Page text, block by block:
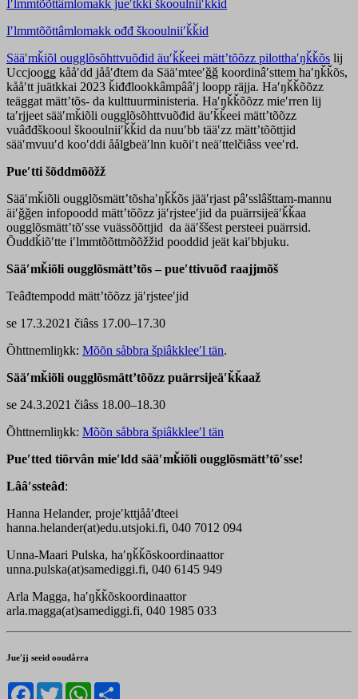
Iʹlmmtõõttâmlomakk jueʹtǩǩi škooulniiʹǩǩid
Iʹlmmtõõttâmlomakk ođđ škooulniiʹǩǩid
Sääʹmǩiõl ougglõsõhttvuõđid äuʹǩǩeei mättʼtõõzz pilotthaʹŋǩǩõs lij
Uccjooǥǥ kååʹdd jååʹđtem da Sääʹmteeʹǧǧ koordinâʹsttem haʹŋǩǩõs,
kååʹtt juätkkai 2023 ǩiđđlookkâmpââʹj loopp räjja. Haʹŋǩǩõõzz
teäggat mättʼtõs- da kulttuurministeria. Haʹŋǩǩõõzz mieʹrren lij
taʹrjjeet sääʹmǩiõli ougglõsõhttvuõđid äuʹǩǩeei mättʼtõõzz
vuâđđškooul škooulniiʹǩǩid da nuuʹbb tääʹzz mättʼtõõttjid
sääʹmvuuʹd kooʹddi åålǥbeäʹlnn kuõiʹt neäʹttelčiâss veeʹrd.
Pueʹtti šõddmõõžž
Sääʹmǩiõli ougglõsmättʼtõshaʹŋǩǩõs jääʹrjast pâʹsslâšttam-mannu
äiʹǧǧen infopoodd mättʼtõõzz jäʹrjsteeʹjid da puärrsijeäʹǩǩaa
ougglõsmättʼtõʹsse vuässõõttjid da ääʹššest persteei puärrsid.
Õuddǩiõʹtte iʹlmmtõõttmõõžžid pooddid jeät kaiʹbbjuku.
Sääʹmǩiõli ougglõsmättʼtõs – pueʹttivuõđ raajjmõš
Teâđtempodd mättʼtõõzz jäʹrjsteeʹjid
se 17.3.2021 čiâss 17.00–17.30
Õhttnemliŋkk: Mõõn såbbra špiâkkleeʹl tän.
Sääʹmǩiõli ougglõsmättʼtõõzz puärrsijeäʹǩǩaaž
se 24.3.2021 čiâss 18.00–18.30
Õhttnemliŋkk: Mõõn såbbra špiâkkleeʹl tän
Pueʹtted tiõrvân mieʹldd sääʹmǩiõli ougglõsmättʼtõʹsse!
Lââʹssteâđ:
Hanna Helander, projeʹkttjååʹđteei
hanna.helander(at)edu.utsjoki.fi, 040 7012 094
Unna-Maari Pulska, haʹŋǩǩõskoordinaattor
unna.pulska(at)samediggi.fi, 040 6145 949
Arla Magga, haʹŋǩǩõskoordinaattor
arla.magga(at)samediggi.fi, 040 1985 033
Jueʹjj seeid ooudårra
Facebook
TwitterWhatsApp